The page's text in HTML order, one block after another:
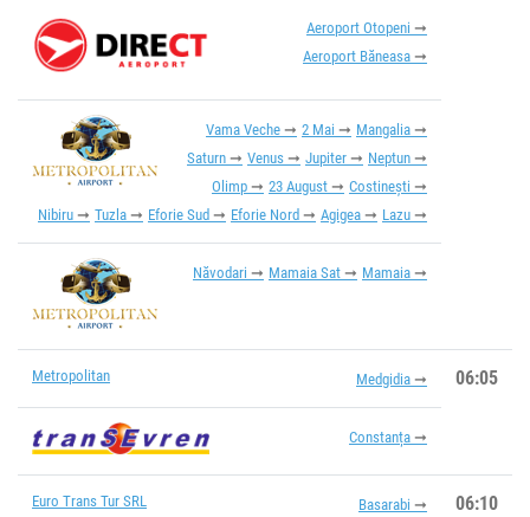
Aeroport Otopeni
Aeroport Băneasa
Vama Veche 2 Mai
Mangalia
Saturn
Venus Jupiter
Neptun
Olimp
23 August
Costinești
Nibiru
Tuzla Eforie Sud Eforie Nord Agigea Lazu
Năvodari Mamaia Sat Mamaia
Metropolitan Medgidia 06:05
Constanța
Euro Trans Tur SRL Basarabi 06:10